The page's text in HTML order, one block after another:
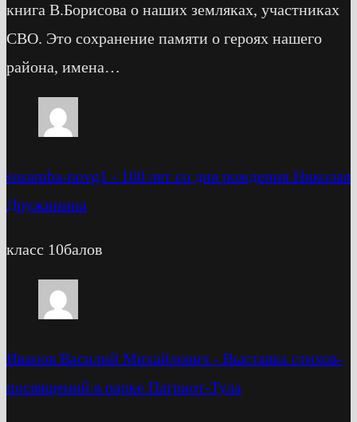
книга В.Борисова о наших земляках, участниках
СВО. Это сохранение памяти о героях нашего
района, имена…
sosamba-novg1 - 100 лет со дня рождения Николая
Дружинина
класс 10балов
Иванов Василий Михайлович - Выставка стихов-
посвящений в парке Патриот-Тула